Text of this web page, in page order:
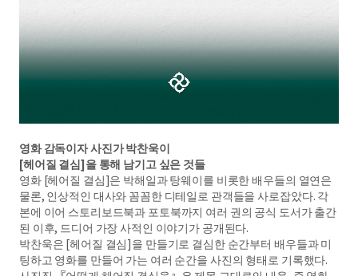
영화 감독이자 사진가 박찬욱이
[헤어질 결심]을 통해 남기고 싶은 것들
영화 [헤어질 결심]은 박해일과 탕웨이를 비롯한 배우들의 열연은
물론, 인상적인 대사와 꼼꼼한 디테일로 관객들을 사로잡았다. 각
본에 이어 스토리보드북과 포토북까지 여러 권의 공식 도서가 출간
된 이후, 드디어 가장 사적인 이야기가 공개된다.
박찬욱은 [헤어질 결심]을 만들기로 결심한 순간부터 배우들과 미
팅하고 영화를 만들어 가는 여러 순간을 사진의 형태로 기록했다.